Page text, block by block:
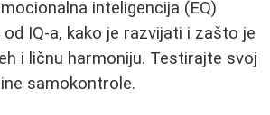
inteligencija (EQ)
IQ-a, kako je razvijati i zašto je
i ličnu harmoniju. Testirajte svoj
samokontrole.